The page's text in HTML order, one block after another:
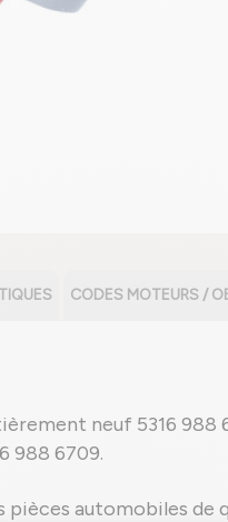
CODES MOTEURS /
neuf 5316 988
988 6709.
automobiles de